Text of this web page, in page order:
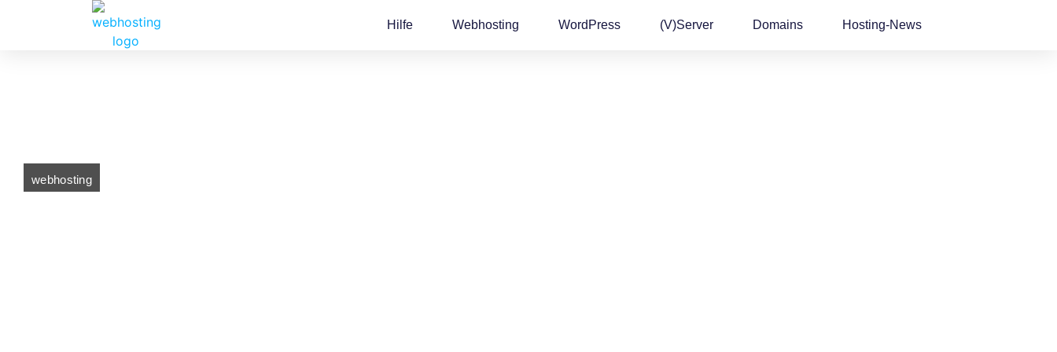
Hilfe Webhosting WordPress (v)Server Domains Hosting-News
webhosting